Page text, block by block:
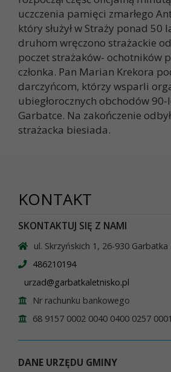
uczczenia pamięci zmarłego
który służył w Straży ponad 50
druhom wręczono strażackie
poczet strażaków- ochotników
członka. Pan Marian Krekora
darczyńcom, którzy wsparli
ubiegłorocznych obchodów 90-
Garbatce. Na zakończenie
strażacka biesiada.
KONTAKT
SKONTAKTUJ SIĘ Z NAMI
ul. Skrzyńskich 1, 26-930
486210194
urzad@garbatkaletnisko.pl
Nr rachunku bankowego
68 9157 0002 0040 0400 0257 0001
DANE URZĘDU GMINY